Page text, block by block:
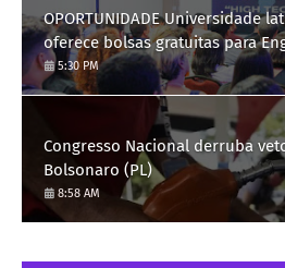
OPORTUNIDADE Universidade
oferece bolsas gratuitas para
saiba como se candidatar
5:30 PM
Congresso Nacional derruba
Bolsonaro (PL)
8:58 AM